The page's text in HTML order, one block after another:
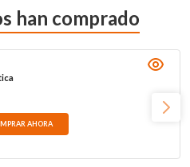
han comprado
AHORA